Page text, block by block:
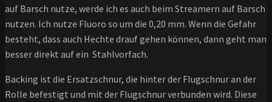
auf Barsch nutze, werde ich es auch beim Streamern auf Barsch
nutzen. Ich nutze Fluoro so um die 0,20 mm. Wenn die Gefahr
besteht, dass auch Hechte drauf gehen können, dann geht man
besser direkt auf ein Stahlvorfach.
Backing ist die Ersatzschnur, die hinter der Flugschnur an der
Rolle befestigt und mit der Flugschnur verbunden wird. Diese